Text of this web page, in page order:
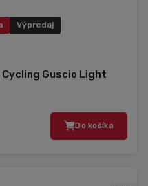
Výpredaj
Guscio Light
Do košíka